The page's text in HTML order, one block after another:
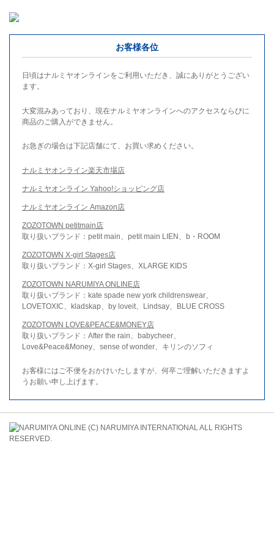
お客様各位
日頃はナルミヤオンラインをご利用いただき、誠にありがとうござい
ます。
大変混みあっており、現在ナルミヤオンラインへのアクセスならびに
商品のご購入ができません。
お急ぎの場合は下記店舗にて、お買い求めください。
ナルミヤオンライン楽天市場店
ナルミヤオンライン Yahoo!ショッピング店
ナルミヤオンライン Amazon店
ZOZOTOWN petitmain店
取り扱いブランド：petit main、petit main LIEN、b・ROOM
ZOZOTOWN X-girl Stages店
取り扱いブランド：X-girl Stages、XLARGE KIDS
ZOZOTOWN NARUMIYA ONLINE店
取り扱いブランド：kate spade new york childrenswear、
LOVETOXIC、kladskap、by loveit、Lindsay、BLUE CROSS
ZOZOTOWN LOVE&PEACE&MONEY店
取り扱いブランド：After the rain、babycheer、
Love&Peace&Money、sense of wonder、キリンのソフィ
お客様にはご不便をおかけいたしますが、何卒ご理解いただきますよ
うお願い申し上げます。